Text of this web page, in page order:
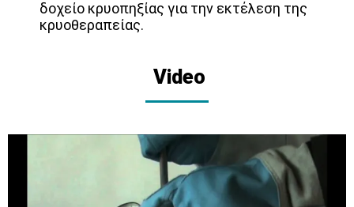
δοχείο κρυοπηξίας για την εκτέλεση της
κρυοθεραπείας.
Video